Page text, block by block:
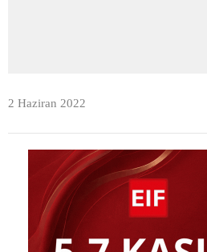
2 Haziran 2022